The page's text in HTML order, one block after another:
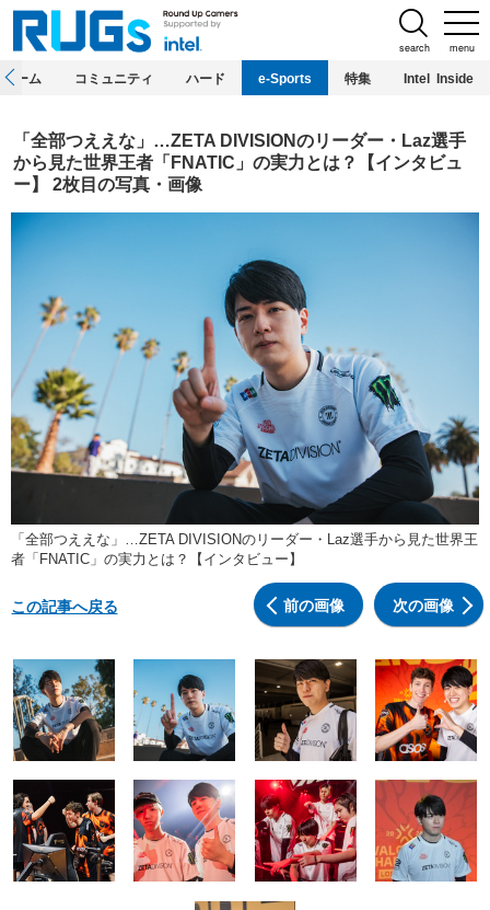
menu
search
ホーム コミュニティ ハード e-Sports 特集 Intel Inside
「全部つええな」…ZETA DIVISIONのリーダー・Laz選手
から見た世界王者「FNATIC」の実力とは？【インタビュ
ー】 2枚目の写真・画像
「全部つええな」…ZETA DIVISIONのリーダー・Laz選手から見た世界王
者「FNATIC」の実力とは？【インタビュー】
前の画像 次の画像
この記事へ戻る